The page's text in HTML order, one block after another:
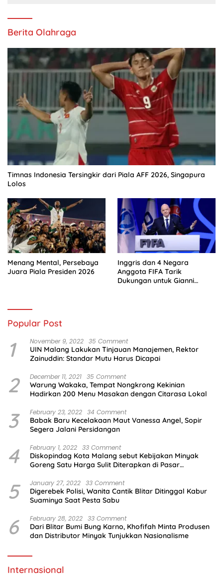
Berita Olahraga
Timnas Indonesia Tersingkir dari Piala AFF 2026, Singapura
Lolos
Menang Mental, Persebaya
Juara Piala Presiden 2026
Inggris dan 4 Negara
Anggota FIFA Tarik
Dukungan untuk Gianni
Popular Post
1 November 9, 2022 35 Comment
UIN Malang Lakukan Tinjauan Manajemen, Rektor
Zainuddin: Standar Mutu Harus Dicapai
2 December 11, 2021 35 Comment
Warung Wakaka, Tempat Nongkrong Kekinian
Hadirkan 200 Menu Masakan dengan Citarasa Lokal
3 February 23, 2022 34 Comment
Babak Baru Kecelakaan Maut Vanessa Angel, Sopir
Segera Jalani Persidangan
4 February 1, 2022 33 Comment
Diskopindag Kota Malang sebut Kebijakan Minyak
Goreng Satu Harga Sulit Diterapkan di Pasar
5 January 27, 2022 33 Comment
Digerebek Polisi, Wanita Cantik Blitar Ditinggal Kabur
Suaminya Saat Pesta Sabu
6 February 28, 2022 33 Comment
Dari Blitar Bumi Bung Karno, Khofifah Minta Produsen
dan Distributor Minyak Tunjukkan Nasionalisme
Internasional